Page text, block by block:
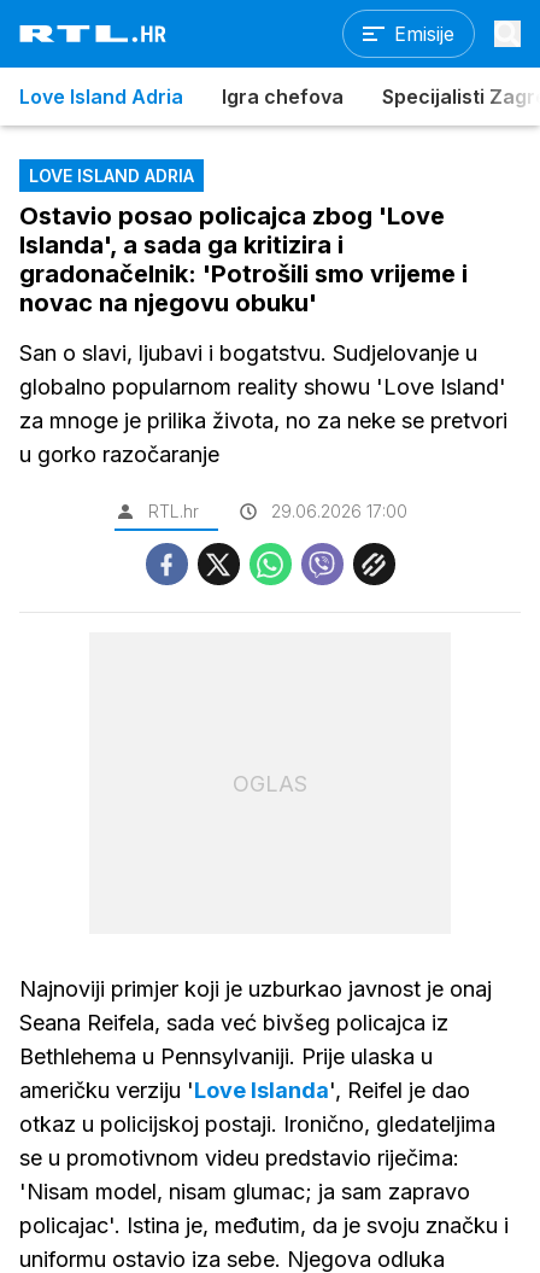
Emisije
Love Island Adria Igra chefova Specijalisti
LOVE ISLAND ADRIA
Ostavio posao policajca zbog 'Love
Islanda', a sada ga kritizira i
gradonačelnik: 'Potrošili smo vrijeme i
novac na njegovu obuku'
San o slavi, ljubavi i bogatstvu. Sudjelovanje u
globalno popularnom reality showu 'Love Island'
za mnoge je prilika života, no za neke se pretvori
u gorko razočaranje
RTL.hr 29.06.2026 17:00
OGLAS
Najnoviji primjer koji je uzburkao javnost je onaj
Seana Reifela, sada već bivšeg policajca iz
Bethlehema u Pennsylvaniji. Prije ulaska u
američku verziju 'Love Islanda', Reifel je dao
otkaz u policijskoj postaji. Ironično, gledateljima
se u promotivnom videu predstavio riječima:
'Nisam model, nisam glumac; ja sam zapravo
policajac'. Istina je, međutim, da je svoju značku i
uniformu ostavio iza sebe. Njegova odluka